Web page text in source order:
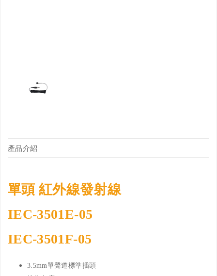
產品介紹
單頭 紅外線發射線
IEC-3501E-05
IEC-3501F-05
3.5mm單聲道標準插頭